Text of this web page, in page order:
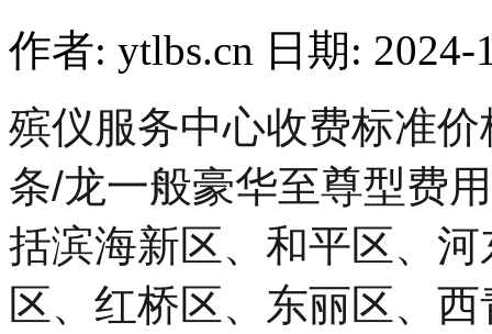
作者: ytlbs.cn 日期: 2024-
殡仪服务中心收费标准
条/龙一般豪华至尊型费
括滨海新区、和平区、
区、红桥区、东丽区、